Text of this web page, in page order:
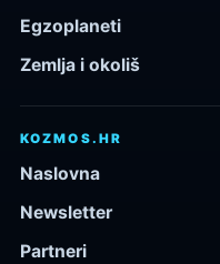
Egzoplaneti
Zemlja i okoliš
KOZMOS.HR
Naslovna
Newsletter
Partneri